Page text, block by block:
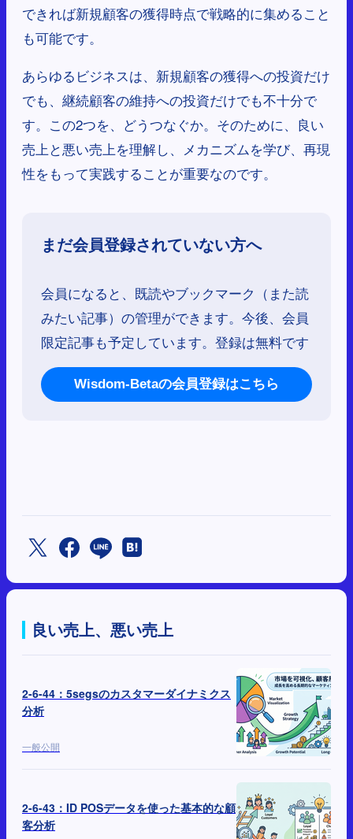
できれば新規顧客の獲得時点で戦略的に集めること
も可能です。
あらゆるビジネスは、新規顧客の獲得への投資だけ
でも、継続顧客の維持への投資だけでも不十分で
す。この2つを、どうつなぐか。そのために、良い
売上と悪い売上を理解し、メカニズムを学び、再現
性をもって実践することが重要なのです。
まだ会員登録されていない方へ
会員になると、既読やブックマーク（また読
みたい記事）の管理ができます。今後、会員
限定記事も予定しています。登録は無料です
Wisdom-Betaの会員登録はこちら
良い売上、悪い売上
2-6-44：5segsのカスタマーダイナミクス
分析
一般公開
2-6-43：ID POSデータを使った基本的な顧
客分析